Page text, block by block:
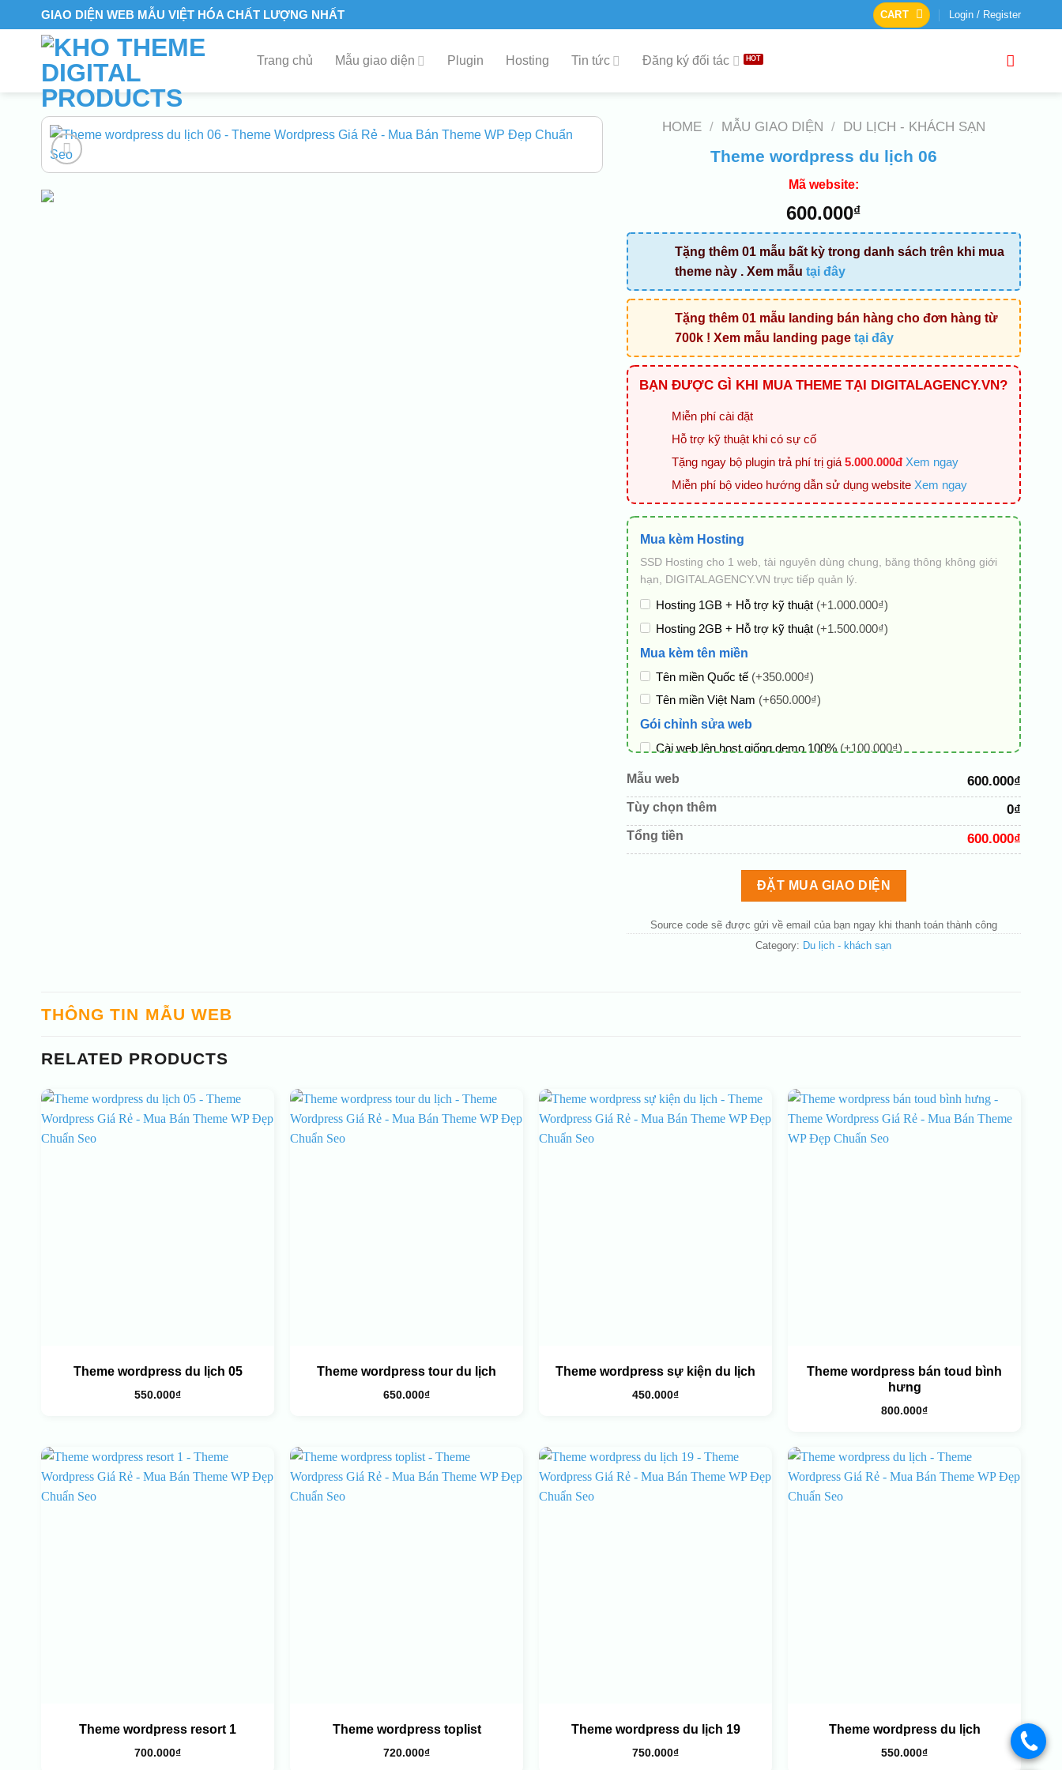
to
GIAO DIỆN WEB MẪU VIỆT HÓA CHẤT LƯỢNG NHẤT CART Login / Register
Trang chủ Mẫu giao diện Plugin Hosting Tin tức Đăng ký đối tác
HOME / MẪU GIAO DIỆN / DU LỊCH - KHÁCH SẠN
Theme wordpress du lịch 06
Mã website:
600.000₫
Tặng thêm 01 mẫu bất kỳ trong danh sách trên khi mua
theme này . Xem mẫu tại đây
Tặng thêm 01 mẫu landing bán hàng cho đơn hàng từ
700k ! Xem mẫu landing page tại đây
BẠN ĐƯỢC GÌ KHI MUA THEME TẠI DIGITALAGENCY.VN?
Miễn phí cài đặt
Hỗ trợ kỹ thuật khi có sự cố
Tặng ngay bộ plugin trả phí trị giá 5.000.000đ Xem ngay
Miễn phí bộ video hướng dẫn sử dụng website Xem ngay
Mua kèm Hosting
SSD Hosting cho 1 web, tài nguyên dùng chung, băng thông không giới
hạn, DIGITALAGENCY.VN trực tiếp quản lý.
Hosting 1GB + Hỗ trợ kỹ thuật (+1.000.000₫)
Hosting 2GB + Hỗ trợ kỹ thuật (+1.500.000₫)
Mua kèm tên miền
Tên miền Quốc tế (+350.000₫)
Tên miền Việt Nam (+650.000₫)
Gói chỉnh sửa web
Cài web lên host giống demo 100% (+100.000₫)
Thay logo + thông tin doanh nghiệp
Đổi màu chủ đạo theo tông của logo(+200.000₫)
Sửa danh mục và sắp xếp lại đề mục menu cho chuẩn
Thay đổi bố cục trang chủ (đơn giản)
Mẫu web 600.000₫
Tùy chọn thêm 0₫
Tổng tiền 600.000₫
ĐẶT MUA GIAO DIỆN
Source code sẽ được gửi về email của bạn ngay khi thanh toán thành công
Category: Du lịch - khách sạn
THÔNG TIN MẪU WEB
RELATED PRODUCTS
Theme wordpress du lịch 05
550.000₫
Theme wordpress tour du lịch
650.000₫
Theme wordpress sự kiện du lịch
450.000₫
Theme wordpress bán toud bình
hưng
800.000₫
Theme wordpress resort 1
700.000₫
Theme wordpress toplist
720.000₫
Theme wordpress du lịch 19
750.000₫
Theme wordpress du lịch
550.000₫
.